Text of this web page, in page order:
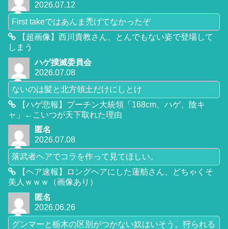
2026.07.12
First takeではあんま禿げてなかったぞ
【超画像】西川貴教さん、とんでもない姿で登場して
しまう
ハゲ撲滅委員会
2026.07.08
ないのは髪と北方領土だけにしとけ
【ハゲ悲報】プーチン大統領「168cm、ハゲ、陰キ
ャ」←こいつが天下取れた理由
匿名
2026.07.08
落武者ヘアでコラを作って見てほしい。
【ヘア速報】ロングヘアにした蓮舫さん、どちゃくそ
美人ｗｗｗ（画像あり）
匿名
2026.06.26
グンマーと栃木の区別がつかない奴はいそう。狩られる